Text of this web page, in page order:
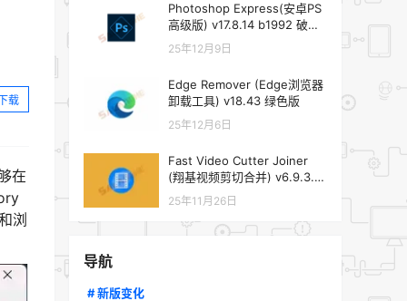
载
在
浏
Photoshop Express(安卓PS
高级版) v17.8.14 b1992 破解
25年12月9日
Edge Remover (Edge浏览器
卸载工具) v18.43 绿色版
25年12月6日
Fast Video Cutter Joiner
(翔基视频剪切合并) v6.9.3.0
中文绿色版
25年11月26日
导航
# 新版变化